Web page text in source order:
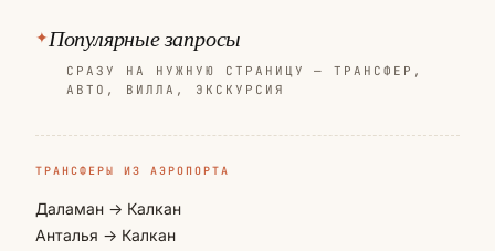
Популярные запросы
СРАЗУ НА НУЖНУЮ СТРАНИЦУ — ТРАНСФЕР,
АВТО, ВИЛЛА, ЭКСКУРСИЯ
ТРАНСФЕРЫ ИЗ АЭРОПОРТА
Даламан → Калкан
Анталья → Калкан